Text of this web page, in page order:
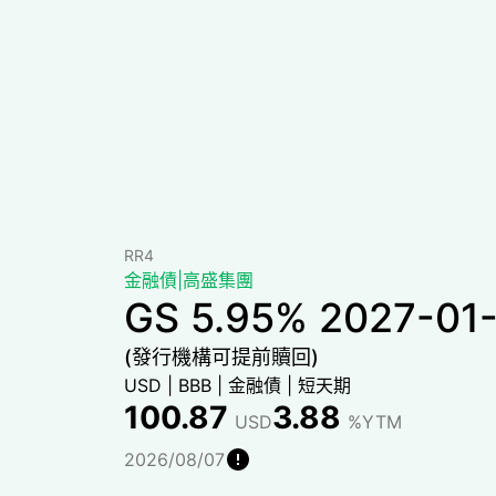
RR4
金融債 高盛集團
GS 5.95% 2027-
(發行機構可提前贖回)
USD BBB 金融債 短天期
100.87 USD
2026/08/07
3.88 %YTM